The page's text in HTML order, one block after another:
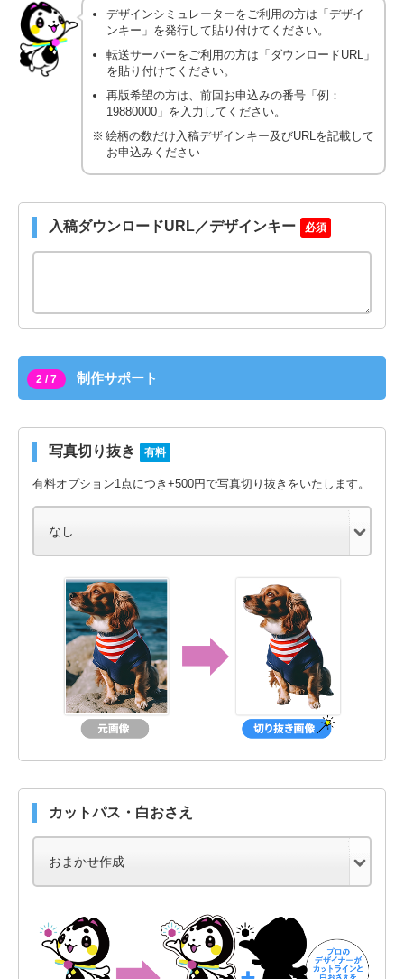
デザインシミュレーターをご利用の方は「デザイ
ンキー」を発行して貼り付けてください。
転送サーバーをご利用の方は「ダウンロードURL」
を貼り付けてください。
再版希望の方は、前回お申込みの番号「例：
19880000」を入力してください。
絵柄の数だけ入稿デザインキー及びURLを記載して
お申込みください
入稿ダウンロードURL／デザインキー 必須
2 / 7 制作サポート
写真切り抜き 有料
有料オプション1点につき+500円で写真切り抜きをいたします。
カットパス・白おさえ